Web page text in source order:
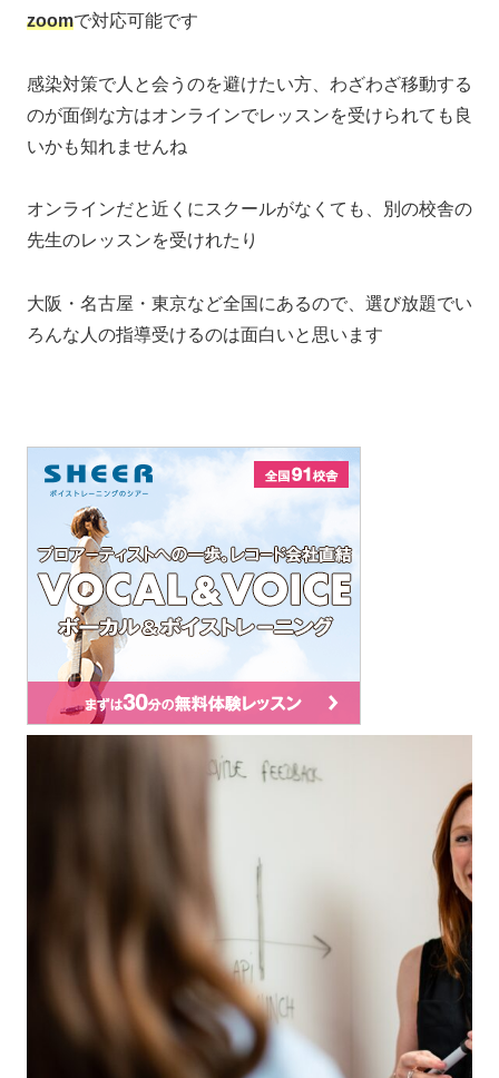
zoomで対応可能です
感染対策で人と会うのを避けたい方、わざわざ移動する
のが面倒な方はオンラインでレッスンを受けられても良
いかも知れませんね
オンラインだと近くにスクールがなくても、別の校舎の
先生のレッスンを受けれたり
大阪・名古屋・東京など全国にあるので、選び放題でい
ろんな人の指導受けるのは面白いと思います